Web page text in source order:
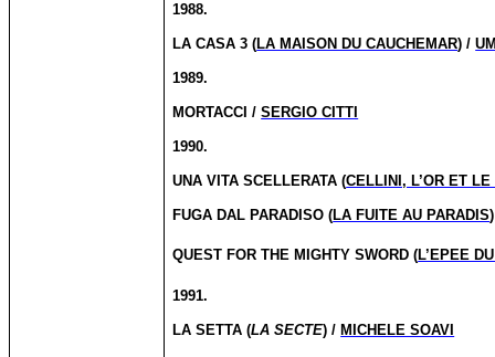
1988.
LA CASA 3 (LA MAISON DU CAUCHEMAR) /
1989.
MORTACCI /SERGIO CITTI
1990.
UNA VITA SCELLERATA (CELLINI, L’OR ET LE
FUGA DAL PARADISO (LA FUITE AU PARADIS
QUEST FOR THE MIGHTY SWORD (L’EPEE
1991.
LA SETTA (LA SECTE) / MICHELE SOAVI